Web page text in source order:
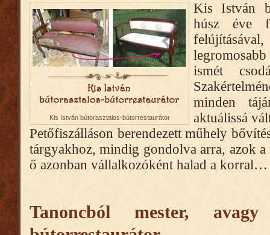
Kis István bútorasztalos-bútorrestaurátor
Kis István
húsz éve
ismét
minden
aktuálissá
Petőfiszálláson berendezett műhely
tárgyakhoz, mindig gondolva arra, azok
ő azonban vállalkozóként halad a korral…
Tanoncból mester,